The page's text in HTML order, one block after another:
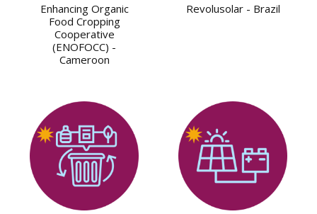
Enhancing Organic
Food Cropping
Cooperative
(ENOFOCC) -
Cameroon
Revolusolar - Brazil